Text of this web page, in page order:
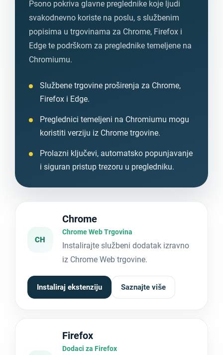
Psono pokriva glavne preglednike koje ljudi
svakodnevno koriste na poslu, s službenim
popisima u trgovinama za Chrome, Firefox i
Edge te podrškom za preglednike temeljene na
Chromiumu.
Službene trgovine proširenja za Chrome,
Firefox i Edge.
Preglednici temeljeni na Chromiumu mogu
koristiti verziju iz Chrome trgovine.
Prolazni ključevi, automatsko popunjavanje
i siguran pristup trezoru u pregledniku.
CH
Chrome
Chrome Web Trgovina
Instalirajte službeni dodatak izravno
iz Chrome Web trgovine.
Instaliraj ekstenziju Saznajte više
Firefox
Dodaci za Firefox